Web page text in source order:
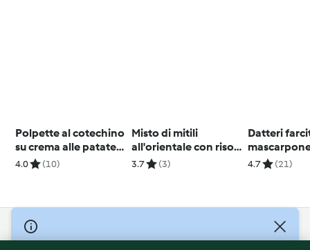
Polpette al cotechino
su crema alle patate
viola
4.0 (10)
Misto di mitili
all'orientale con riso
basmati
3.7 (3)
Datteri
melagrana
4.7 (21)
© Copyright 2026